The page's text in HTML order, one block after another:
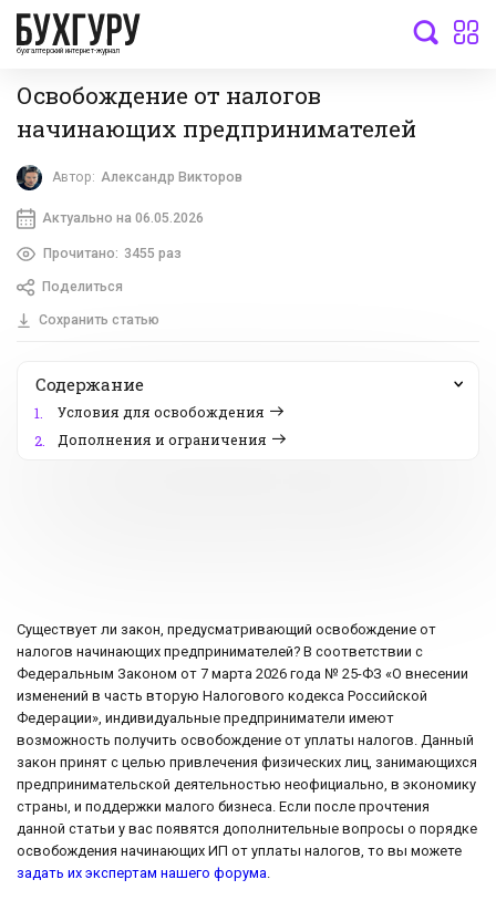
бухгалтерский интернет-журнал
Освобождение от налогов
начинающих предпринимателей
Автор: Александр Викторов
Актуально на 06.05.2026
Прочитано: 3455 раз
Поделиться
Сохранить статью
Содержание
1.
Условия для освобождения
2.
Дополнения и ограничения
Существует ли закон, предусматривающий освобождение от
налогов начинающих предпринимателей? В соответствии с
Федеральным Законом от 7 марта 2026 года № 25-ФЗ «О внесении
изменений в часть вторую Налогового кодекса Российской
Федерации», индивидуальные предприниматели имеют
возможность получить освобождение от уплаты налогов. Данный
закон принят с целью привлечения физических лиц, занимающихся
предпринимательской деятельностью неофициально, в экономику
страны, и поддержки малого бизнеса. Если после прочтения
данной статьи у вас появятся дополнительные вопросы о порядке
освобождения начинающих ИП от уплаты налогов, то вы можете
задать их экспертам нашего форума.